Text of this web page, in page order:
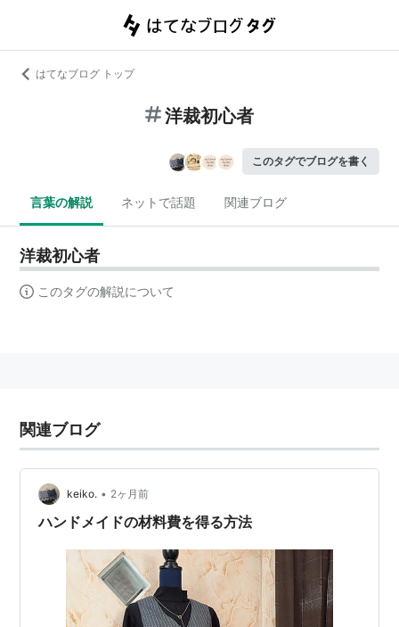
はてなブログ トップ
洋裁初心者
このタグでブログを書く
言葉の解説 ネットで話題 関連ブログ
洋裁初心者
このタグの解説について
関連ブログ
keiko. • 2ヶ月前
ハンドメイドの材料費を得る方法